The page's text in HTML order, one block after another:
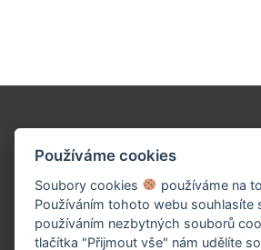
Podpořte
Používáme cookies
Soubory cookies
používáme na
Používáním tohoto webu souhlasíte
používáním nezbytných souborů
tlačítka "Přijmout vše" nám udělíte